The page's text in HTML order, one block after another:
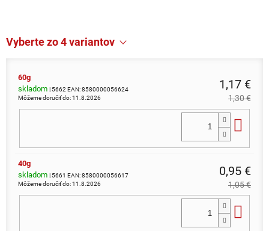
Vyberte zo 4 variantov
60g
skladom | 5662 EAN:8580000056624
Môžeme doručiť do:11.8.2026
1,17 €
1,30 €
40g
skladom | 5661 EAN:8580000056617
Môžeme doručiť do:11.8.2026
0,95 €
1,05 €